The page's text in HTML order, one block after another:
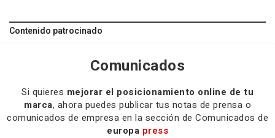
Contenido patrocinado
Comunicados
Si quieres mejorar el posicionamiento online de tu
marca, ahora puedes publicar tus notas de prensa o
comunicados de empresa en la sección de Comunicados de
europa press